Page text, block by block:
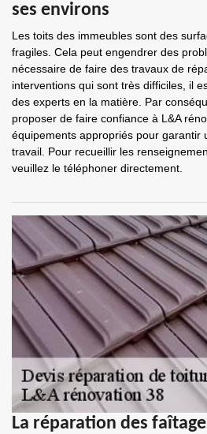
ses environs
Les toits des immeubles sont des
fragiles. Cela peut engendrer des
nécessaire de faire des travaux de
interventions qui sont très difficiles, il
des experts en la matière. Par
proposer de faire confiance à L&A
équipements appropriés pour garantir
travail. Pour recueillir les
veuillez le téléphoner directement.
La réparation des